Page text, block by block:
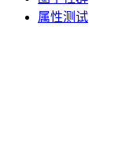
属性测试